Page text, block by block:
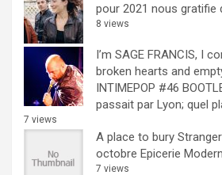
pour 2021 nous gratifie
8 views
I’m SAGE FRANCIS, I
broken hearts and
INTIMEPOP #46
passait par Lyon; quel
7 views
A place to bury
octobre Epicerie
7 views